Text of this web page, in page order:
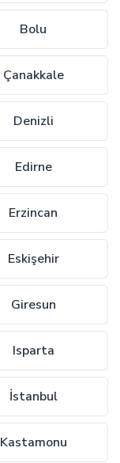
Bolu
Çanakkale
Denizli
Edirne
Erzincan
Eskişehir
Giresun
Isparta
İstanbul
Kastamonu